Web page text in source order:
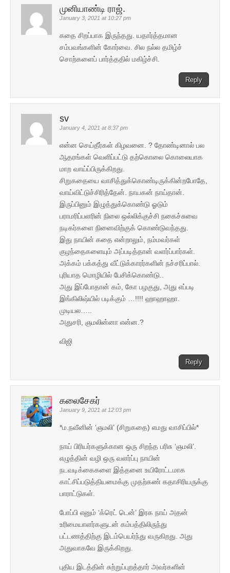
முனியாண்டி ராஜ்.
January 3, 2021 at 10:27 pm
கதை சிறப்பாக இருந்தது. யதார்த்தமான
சம்பவங்களின் கோர்வை. சில நல்ல தமிழ்ச்
சொற்களைப் பார்த்ததில் மகிழ்ச்சி.
Reply
sv
January 4, 2021 at 8:37 pm
என்ன செய்தீர்கள் கிழவனை. ? தோண்டினால் பல
ஆதரங்கள் வெளிப்பட்டு தற்கொலை கொலையாக
மாற வாய்ப்பிருக்கிறது.
சிறுகதையை வாசித்துக்கொண்டிருக்கின்றபோதே,
வாய்விட்டுச்சிரித்தேன். நாயகன் நாய்தான்.
இருப்பினும் இழுத்துக்கொண்டு ஓடும்
பராமரிப்பளரின் நிலை ஒல்லிக்குச்சி நகைச்சுவை
நடிகர்களை நினைவிற்குக் கொண்டுவந்தது.
இது நாயின் கதை என்றாலும், நம்மவர்கள்
குழந்தைகளையும் அப்படித்தான் வளர்ப்பார்கள்.
அக்கம் பக்கத்து வீட்டுக்காரர்களின் நச்சரிப்பால்.
புரியாத மொழியில் பேசிக்கொண்டு..
அது இப்போதான் கம், கோ பழகுது, அது எப்படி
இங்கிலிஷ்யில் படிக்கும் …!!!! ஹாஹாஹா.
முடியல…..
அதுசரி, ஞமலின்னா என்ன.?
விஜி
Reply
கலைசேகர்
January 9, 2021 at 12:03 pm
*ம.நவீனின் ‘ஞமலி’ (சிறுகதை) எமது வாசிப்பில்*
நாய் பிரியர்களுக்கான ஒரு சிறந்த பரிசு ‘ஞமலி’.
எழுத்தின் வழி ஒரு வளர்ப்பு நாயின்
நடவடிக்கைகளை இத்தனை உயிரோட்டமாக
காட்சிப்படுத்தியமைக்கு முதற்கண் கதாசிரியருக்கு
பாராட்டுகள்.
போப்பி எனும் ‘க்ரெட் டென்’ இரக நாய் அதன்
உரிமையாளர்களுடன் கம்பத்திலிருந்து
பட்டணத்திற்கு இடம்பெயர்ந்து வருகிறது. அது
அதுவாகவே இருக்கிறது.
புதிய இடத்தின் சுற்றுப்புறத்தார் அவர்களின்